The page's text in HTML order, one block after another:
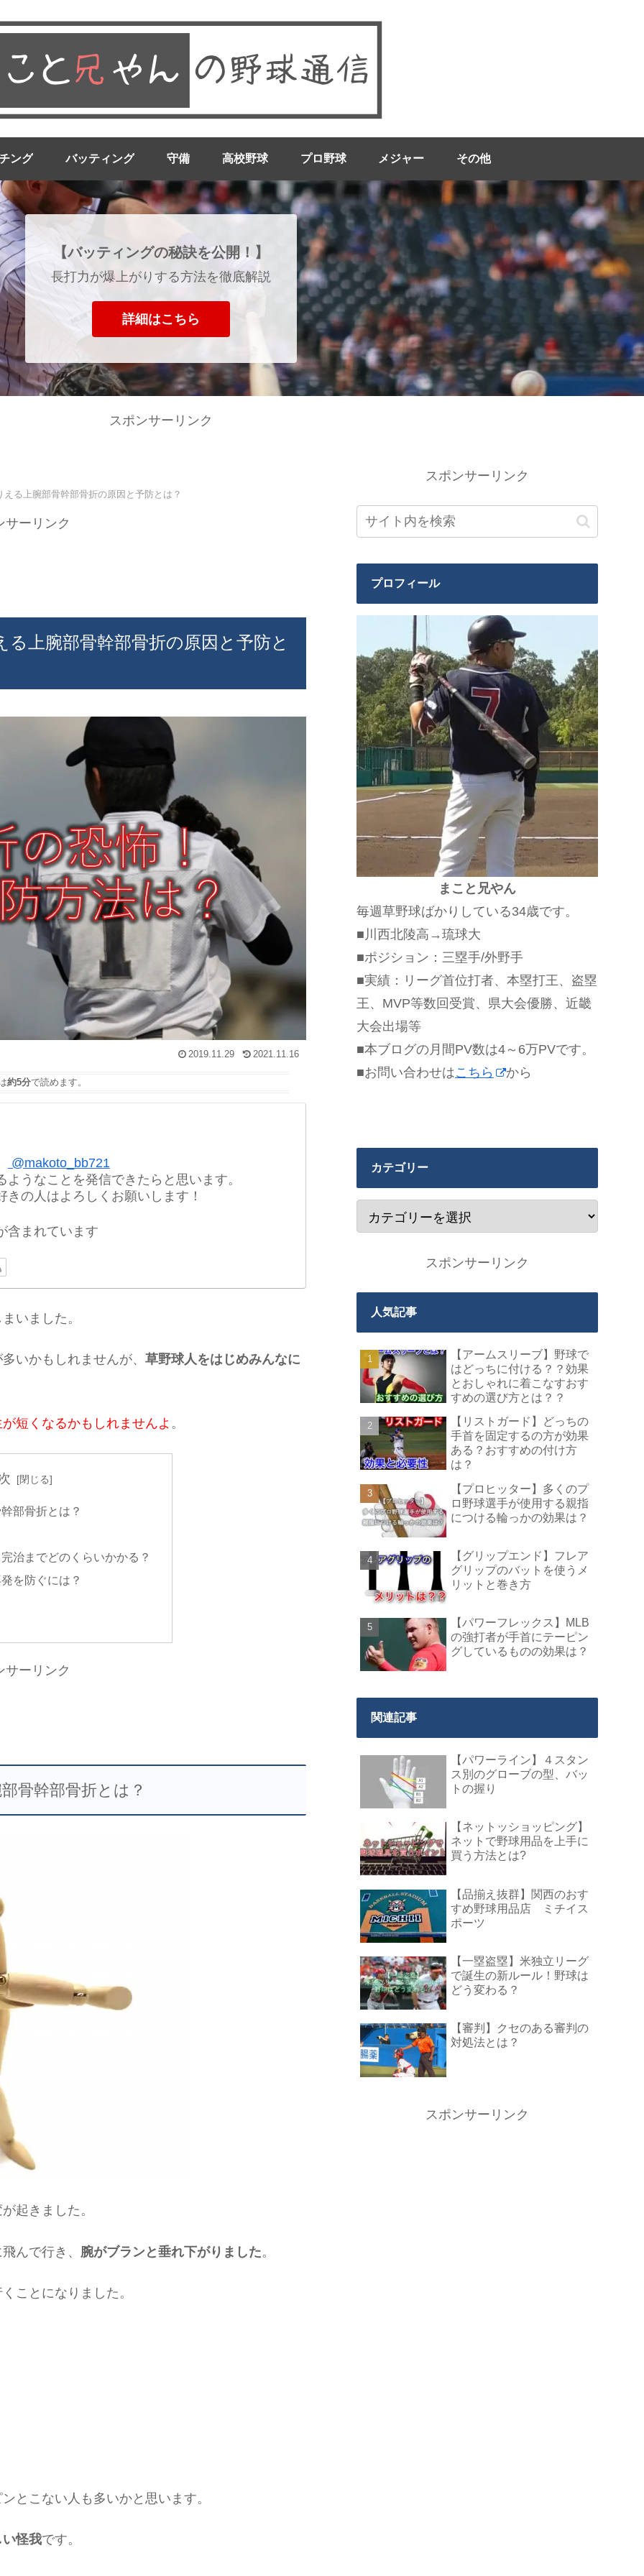
ング バッティング 守備 高校野球 プロ野球 メジャー その他
【バッティングの秘訣を公開！】
長打力が爆上がりする方法を徹底解説
詳細はこちら
スポンサーリンク
る上腕部骨幹部骨折の原因と予防とは？
サーリンク
上腕部骨幹部骨折の原因と予防と
2019.11.29 2021.11.16
約5分で読めます。
@makoto_bb721
うなことを発信できたらと思います。
の人はよろしくお願いします！
含まれています
いました。
いかもしれませんが、 草野球人をはじめみんなに
短くなるかもしれませんよ 。
部骨折とは？
治までどのくらいかかる？
を防ぐには？
サーリンク
骨幹部骨折とは？
起きました。
んで行き、 腕がブランと垂れ下がりました。
ことになりました。
とこない人も多いかと思います。
怪我です。
スポンサーリンク
プロフィール
まこと兄やん
毎週草野球ばかりしている34歳です。
■川西北陵高→琉球大
■ポジション：三塁手/外野手
■実績：リーグ首位打者、本塁打王、盗塁
王、MVP等数回受賞、県大会優勝、近畿
大会出場等
■本ブログの月間PV数は4～6万PVです。
■お問い合わせはこちら から
カテゴリー
スポンサーリンク
人気記事
【アームスリーブ】野球で
はどっちに付ける？？効果
とおしゃれに着こなすおす
すめの選び方とは？？
【リストガード】どっちの
手首を固定するの方が効果
ある？おすすめの付け方
は？
【プロヒッター】多くのプ
ロ野球選手が使用する親指
につける輪っかの効果は？
【グリップエンド】フレア
グリップのバットを使うメ
リットと巻き方
【パワーフレックス】MLB
の強打者が手首にテーピン
グしているものの効果は？
関連記事
【パワーライン】４スタン
ス別のグローブの型、バッ
トの握り
【ネットッショッピング】
ネットで野球用品を上手に
買う方法とは?
【品揃え抜群】関西のおす
すめ野球用品店 ミチイス
ポーツ
【一塁盗塁】米独立リーグ
で誕生の新ルール！野球は
どう変わる？
【審判】クセのある審判の
対処法とは？
スポンサーリンク